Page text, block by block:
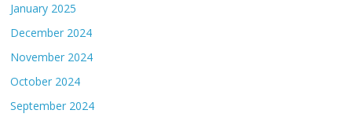
January 2025
December 2024
November 2024
October 2024
September 2024